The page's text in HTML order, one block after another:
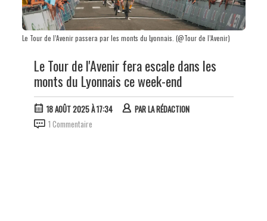
Le Tour de l’Avenir passera par les monts du Lyonnais. (@Tour de l’Avenir)
Le Tour de l'Avenir fera escale dans les
monts du Lyonnais ce week-end
18 AOÛT 2025 À 17:34 PARLA RÉDACTION
1 Commentaire